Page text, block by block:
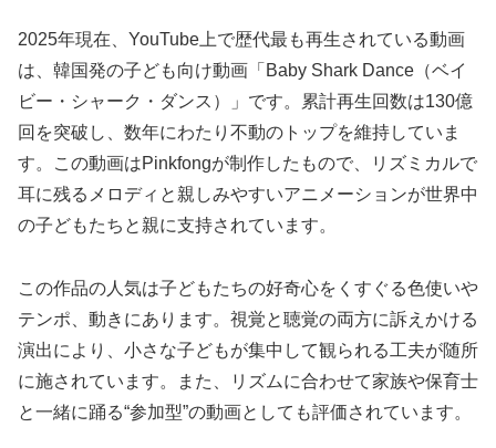
2025年現在、YouTube上で歴代最も再生されている動画
は、韓国発の子ども向け動画「Baby Shark Dance（ベイ
ビー・シャーク・ダンス）」です。累計再生回数は130億
回を突破し、数年にわたり不動のトップを維持していま
す。この動画はPinkfongが制作したもので、リズミカルで
耳に残るメロディと親しみやすいアニメーションが世界中
の子どもたちと親に支持されています。
この作品の人気は子どもたちの好奇心をくすぐる色使いや
テンポ、動きにあります。視覚と聴覚の両方に訴えかける
演出により、小さな子どもが集中して観られる工夫が随所
に施されています。また、リズムに合わせて家族や保育士
と一緒に踊る“参加型”の動画としても評価されています。